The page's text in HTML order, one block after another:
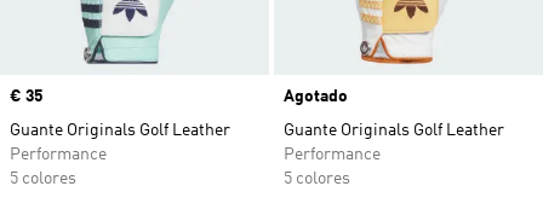
Precio
€ 35
Guante Originals Golf Leather
Performance
5 colores
Agotado
Guante Originals Golf Leather
Performance
5 colores